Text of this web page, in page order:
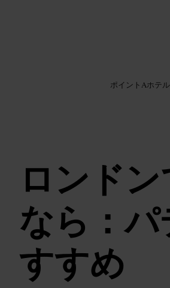
ポイントAホテ
ロンド
なら：
すすめ